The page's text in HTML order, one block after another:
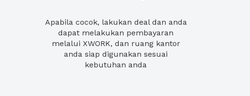
Apabila cocok, lakukan deal dan anda
dapat melakukan pembayaran
melalui XWORK, dan ruang kantor
anda siap digunakan sesuai
kebutuhan anda